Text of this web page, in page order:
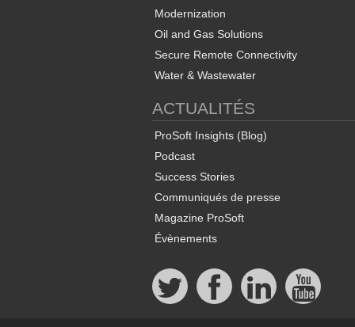
Modernization
Oil and Gas Solutions
Secure Remote Connectivity
Water & Wastewater
ACTUALITÉS
ProSoft Insights (Blog)
Podcast
Success Stories
Communiqués de presse
Magazine ProSoft
Évènements